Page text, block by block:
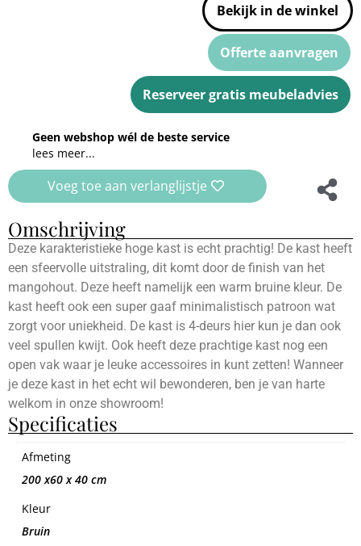
Bekijk in de winkel
Offerte aanvragen
Reserveer gratis meubeladvies
Geen webshop wél de beste service
lees meer...
Voeg toe aan verlanglijstje
Omschrijving
Deze karakteristieke hoge kast is echt prachtig! De kast heeft
een sfeervolle uitstraling, dit komt door de finish van het
mangohout. Deze heeft namelijk een warm bruine kleur. De
kast heeft ook een super gaaf minimalistisch patroon wat
zorgt voor uniekheid. De kast is 4-deurs hier kun je dan ook
veel spullen kwijt. Ook heeft deze prachtige kast nog een
open vak waar je leuke accessoires in kunt zetten! Wanneer
je deze kast in het echt wil bewonderen, ben je van harte
welkom in onze showroom!
Specificaties
Afmeting
200 x60 x 40 cm
Kleur
Bruin